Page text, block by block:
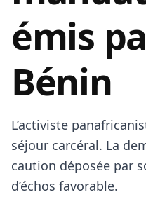
émis
Bénin
L’activiste
séjour carcéral. La
caution déposée par
d’échos favorable.